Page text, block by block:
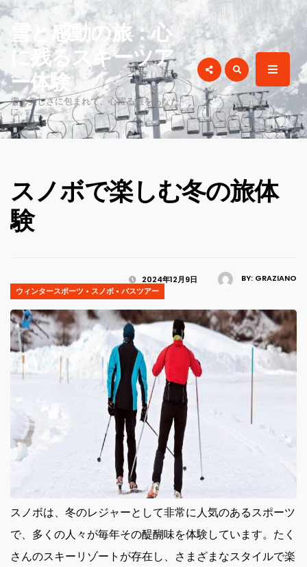
for:
雪と感動の旅：心
に残るスキーツア
ー体験
雪の美しさに包まれて、心躍る旅をあなた
に。
スノボで楽しむ冬の旅体
験
BY: GRAZIANO
2024年12月9日
ウィンタースポーツ • スノボ • バスツアー
スノボは、冬のレジャーとして非常に人気のあるスポーツ
で、多くの人々が毎年その醍醐味を体験しています。 たく
さんのスキーリゾートが存在し、さまざまなスタイルで楽